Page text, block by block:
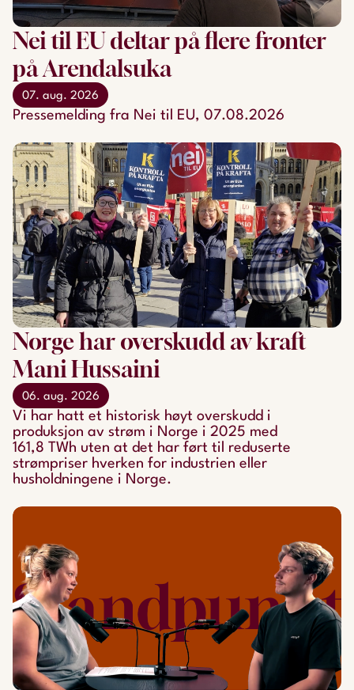
Nei til EU deltar på flere fronter
på Arendalsuka
07. aug. 2026
Pressemelding fra Nei til EU, 07.08.2026
Norge har overskudd av kraft
Mani Hussaini
06. aug. 2026
Vi har hatt et historisk høyt overskudd i
produksjon av strøm i Norge i 2025 med
161,8 TWh uten at det har ført til reduserte
strømpriser hverken for industrien eller
husholdningene i Norge.